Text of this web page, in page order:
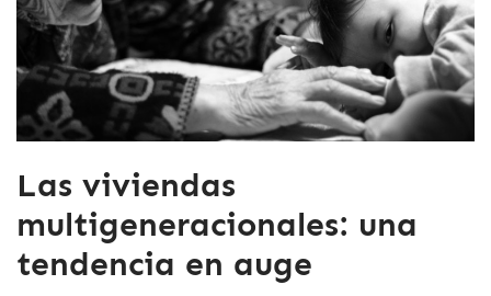
Las viviendas
multigeneracionales: una
tendencia en auge